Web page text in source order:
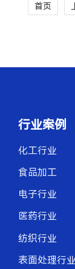
首页
行业案例
化工行业
食品加工
电子行业
医药行业
纺织行业
表面处理行业